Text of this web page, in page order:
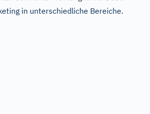
in unterschiedliche Bereiche.